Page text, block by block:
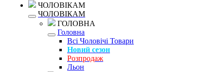
ЧОЛОВІКАМ
ЧОЛОВІКАМ
ГОЛОВНА
Головна
Всі Чоловічі Товари
Новий сезон
Розпродаж
Льон